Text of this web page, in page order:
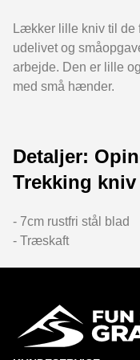
Lækker lille kniv til de
udelivet og
arbejde. Den er lille
med små hænder.
Detaljer:
Trekking kniv
- 7cm rustfri stål blad
- Træskaft